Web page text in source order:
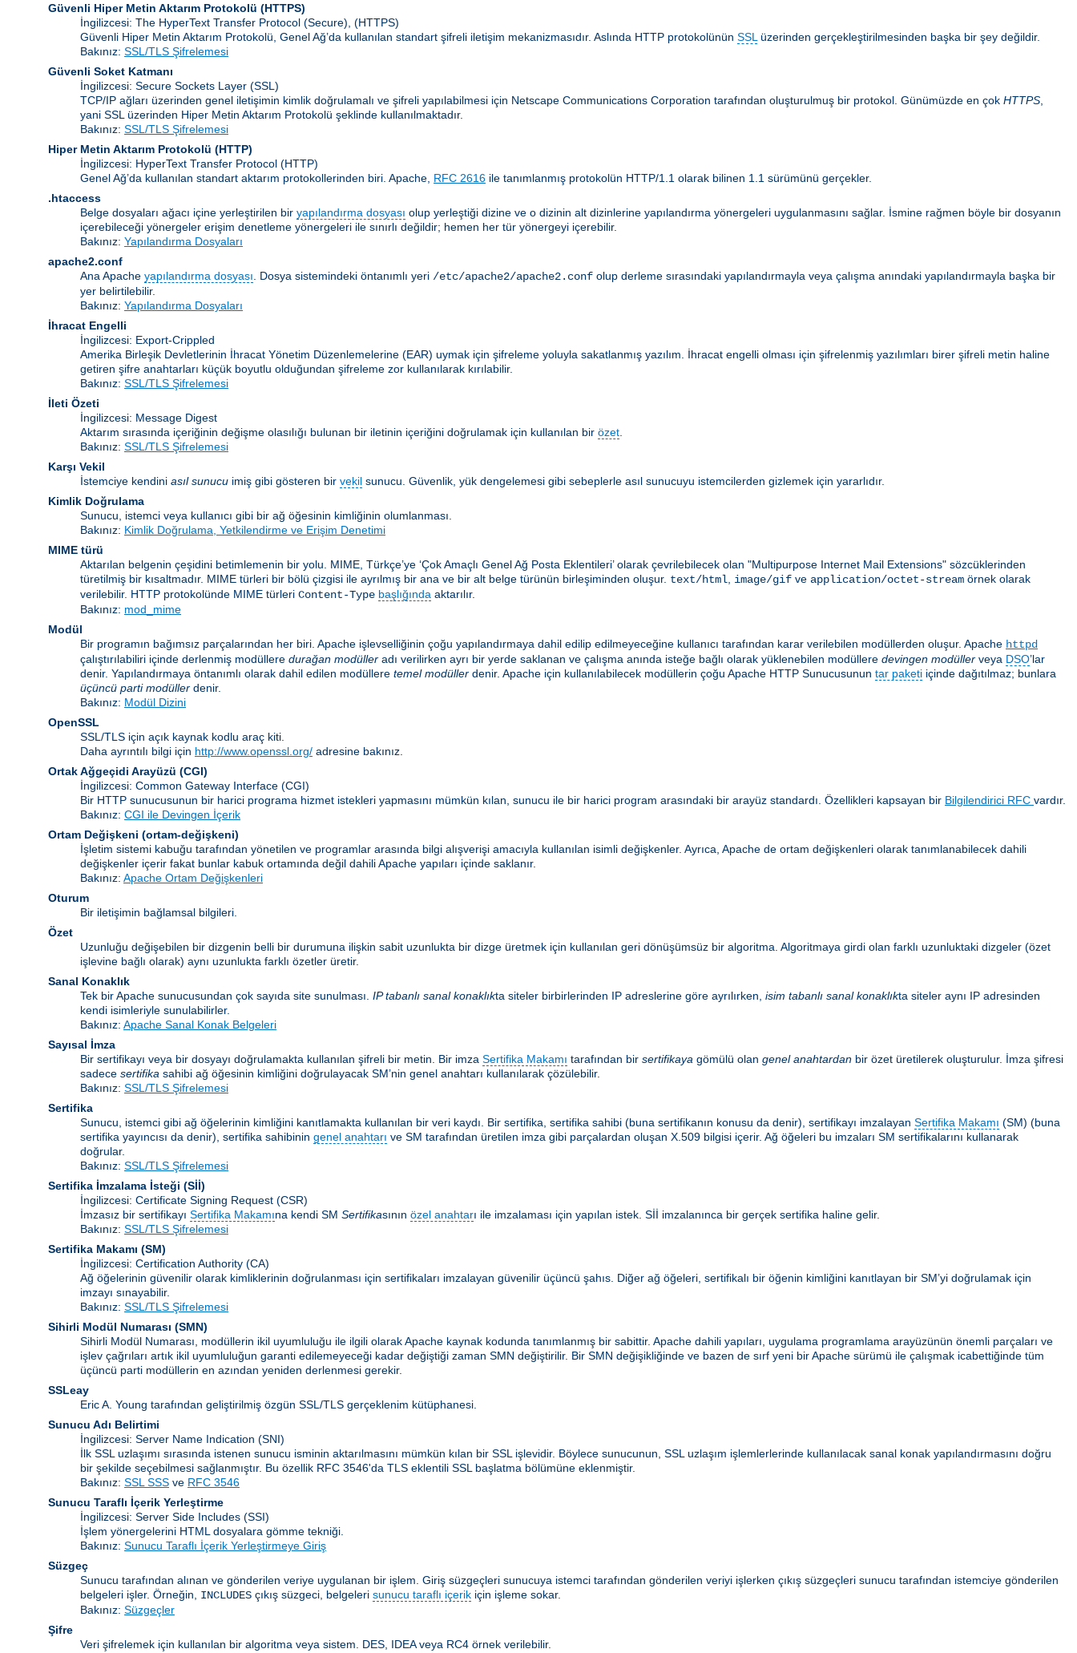
Güvenli Hiper Metin Aktarım Protokolü (HTTPS)
İngilizcesi: The HyperText Transfer Protocol (Secure), (HTTPS)
Güvenli Hiper Metin Aktarım Protokolü, Genel Ağ’da kullanılan standart şifreli iletişim mekanizmasıdır. Aslında HTTP protokolünün SSL üzerinden gerçekleştirilmesinden başka bir şey değildir.
Bakınız: SSL/TLS Şifrelemesi
Güvenli Soket Katmanı
İngilizcesi: Secure Sockets Layer (SSL)
TCP/IP ağları üzerinden genel iletişimin kimlik doğrulamalı ve şifreli yapılabilmesi için Netscape Communications Corporation tarafından oluşturulmuş bir protokol. Günümüzde en çok HTTPS
yani SSL üzerinden Hiper Metin Aktarım Protokolü şeklinde kullanılmaktadır.
Bakınız: SSL/TLS Şifrelemesi
Hiper Metin Aktarım Protokolü (HTTP)
İngilizcesi: HyperText Transfer Protocol (HTTP)
Genel Ağ’da kullanılan standart aktarım protokollerinden biri. Apache, RFC 2616 ile tanımlanmış protokolün HTTP/1.1 olarak bilinen 1.1 sürümünü gerçekler.
.htaccess
Belge dosyaları ağacı içine yerleştirilen bir yapılandırma dosyası olup yerleştiği dizine ve o dizinin alt dizinlerine yapılandırma yönergeleri uygulanmasını sağlar. İsmine rağmen böyle bir dosyanın
içerebileceği yönergeler erişim denetleme yönergeleri ile sınırlı değildir; hemen her tür yönergeyi içerebilir.
Bakınız: Yapılandırma Dosyaları
apache2.conf
Ana Apache yapılandırma dosyası . Dosya sistemindeki öntanımlı yeri /etc/apache2/apache2.conf olup derleme sırasındaki yapılandırmayla veya çalışma anındaki yapılandırmayla başka bir
yer belirtilebilir.
Bakınız: Yapılandırma Dosyaları
İhracat Engelli
İngilizcesi: Export-Crippled
Amerika Birleşik Devletlerinin İhracat Yönetim Düzenlemelerine (EAR) uymak için şifreleme yoluyla sakatlanmış yazılım. İhracat engelli olması için şifrelenmiş yazılımları birer şifreli metin haline
getiren şifre anahtarları küçük boyutlu olduğundan şifreleme zor kullanılarak kırılabilir.
Bakınız: SSL/TLS Şifrelemesi
İleti Özeti
İngilizcesi: Message Digest
Aktarım sırasında içeriğinin değişme olasılığı bulunan bir iletinin içeriğini doğrulamak için kullanılan bir özet
Bakınız: SSL/TLS Şifrelemesi
Karşı Vekil
İstemciye kendini asıl sunucu imiş gibi gösteren bir vekil sunucu. Güvenlik, yük dengelemesi gibi sebeplerle asıl sunucuyu istemcilerden gizlemek için yararlıdır.
Kimlik Doğrulama
Sunucu, istemci veya kullanıcı gibi bir ağ öğesinin kimliğinin olumlanması.
Bakınız: Kimlik Doğrulama, Yetkilendirme ve Erişim Denetimi
MIME türü
Aktarılan belgenin çeşidini betimlemenin bir yolu. MIME, Türkçe’ye ‘Çok Amaçlı Genel Ağ Posta Eklentileri’ olarak çevrilebilecek olan "Multipurpose Internet Mail Extensions" sözcüklerinden
türetilmiş bir kısaltmadır. MIME türleri bir bölü çizgisi ile ayrılmış bir ana ve bir alt belge türünün birleşiminden oluşur. text/html image/gif ve application/octet-stream örnek olarak
verilebilir. HTTP protokolünde MIME türleri Content-Type başlığında aktarılır.
Bakınız: mod_mime
Modül
Bir programın bağımsız parçalarından her biri. Apache işlevselliğinin çoğu yapılandırmaya dahil edilip edilmeyeceğine kullanıcı tarafından karar verilebilen modüllerden oluşur. Apache httpd
çalıştırılabiliri içinde derlenmiş modüllere durağan modüller adı verilirken ayrı bir yerde saklanan ve çalışma anında isteğe bağlı olarak yüklenebilen modüllere devingen modüller veya DSO’lar
denir. Yapılandırmaya öntanımlı olarak dahil edilen modüllere temel modüller denir. Apache için kullanılabilecek modüllerin çoğu Apache HTTP Sunucusunun tar paketi içinde dağıtılmaz; bunlara
üçüncü parti modüller denir.
Bakınız: Modül Dizini
OpenSSL
SSL/TLS için açık kaynak kodlu araç kiti.
Daha ayrıntılı bilgi için http://www.openssl.org/ adresine bakınız.
Ortak Ağgeçidi Arayüzü (CGI)
İngilizcesi: Common Gateway Interface (CGI)
Bir HTTP sunucusunun bir harici programa hizmet istekleri yapmasını mümkün kılan, sunucu ile bir harici program arasındaki bir arayüz standardı. Özellikleri kapsayan bir Bilgilendirici RFC vardır.
Bakınız: CGI ile Devingen İçerik
Ortam Değişkeni (ortam-değişkeni)
İşletim sistemi kabuğu tarafından yönetilen ve programlar arasında bilgi alışverişi amacıyla kullanılan isimli değişkenler. Ayrıca, Apache de ortam değişkenleri olarak tanımlanabilecek dahili
değişkenler içerir fakat bunlar kabuk ortamında değil dahili Apache yapıları içinde saklanır.
Bakınız: Apache Ortam Değişkenleri
Oturum
Bir iletişimin bağlamsal bilgileri.
Özet
Uzunluğu değişebilen bir dizgenin belli bir durumuna ilişkin sabit uzunlukta bir dizge üretmek için kullanılan geri dönüşümsüz bir algoritma. Algoritmaya girdi olan farklı uzunluktaki dizgeler (özet
işlevine bağlı olarak) aynı uzunlukta farklı özetler üretir.
Sanal Konaklık
Tek bir Apache sunucusundan çok sayıda site sunulması. IP tabanlı sanal konaklıkta siteler birbirlerinden IP adreslerine göre ayrılırken, isim tabanlı sanal konaklıkta siteler aynı IP adresinden
kendi isimleriyle sunulabilirler.
Bakınız: Apache Sanal Konak Belgeleri
Sayısal İmza
Bir sertifikayı veya bir dosyayı doğrulamakta kullanılan şifreli bir metin. Bir imza Sertifika Makamı tarafından bir sertifikaya gömülü olan genel anahtardan bir özet üretilerek oluşturulur. İmza şifresi
sadece sertifika sahibi ağ öğesinin kimliğini doğrulayacak SM’nin genel anahtarı kullanılarak çözülebilir.
Bakınız: SSL/TLS Şifrelemesi
Sertifika
Sunucu, istemci gibi ağ öğelerinin kimliğini kanıtlamakta kullanılan bir veri kaydı. Bir sertifika, sertifika sahibi (buna sertifikanın konusu da denir), sertifikayı imzalayan Sertifika Makamı (SM) (buna
sertifika yayıncısı da denir), sertifika sahibinin genel anahtarı ve SM tarafından üretilen imza gibi parçalardan oluşan X.509 bilgisi içerir. Ağ öğeleri bu imzaları SM sertifikalarını kullanarak
doğrular.
Bakınız: SSL/TLS Şifrelemesi
Sertifika İmzalama İsteği (Sİİ)
İngilizcesi: Certificate Signing Request (CSR)
İmzasız bir sertifikayı Sertifika Makamına kendi SM Sertifikasının özel anahtarı ile imzalaması için yapılan istek. Sİİ imzalanınca bir gerçek sertifika haline gelir.
Bakınız: SSL/TLS Şifrelemesi
Sertifika Makamı (SM)
İngilizcesi: Certification Authority (CA)
Ağ öğelerinin güvenilir olarak kimliklerinin doğrulanması için sertifikaları imzalayan güvenilir üçüncü şahıs. Diğer ağ öğeleri, sertifikalı bir öğenin kimliğini kanıtlayan bir SM’yi doğrulamak için
imzayı sınayabilir.
Bakınız: SSL/TLS Şifrelemesi
Sihirli Modül Numarası (SMN)
Sihirli Modül Numarası, modüllerin ikil uyumluluğu ile ilgili olarak Apache kaynak kodunda tanımlanmış bir sabittir. Apache dahili yapıları, uygulama programlama arayüzünün önemli parçaları ve
işlev çağrıları artık ikil uyumluluğun garanti edilemeyeceği kadar değiştiği zaman SMN değiştirilir. Bir SMN değişikliğinde ve bazen de sırf yeni bir Apache sürümü ile çalışmak icabettiğinde tüm
üçüncü parti modüllerin en azından yeniden derlenmesi gerekir.
SSLeay
Eric A. Young tarafından geliştirilmiş özgün SSL/TLS gerçeklenim kütüphanesi.
Sunucu Adı Belirtimi
İngilizcesi: Server Name Indication (SNI)
İlk SSL uzlaşımı sırasında istenen sunucu isminin aktarılmasını mümkün kılan bir SSL işlevidir. Böylece sunucunun, SSL uzlaşım işlemlerlerinde kullanılacak sanal konak yapılandırmasını doğru
bir şekilde seçebilmesi sağlanmıştır. Bu özellik RFC 3546'da TLS eklentili SSL başlatma bölümüne eklenmiştir.
Bakınız: SSL SSS ve RFC 3546
Sunucu Taraflı İçerik Yerleştirme
İngilizcesi: Server Side Includes (SSI)
İşlem yönergelerini HTML dosyalara gömme tekniği.
Bakınız: Sunucu Taraflı İçerik Yerleştirmeye Giriş
Süzgeç
Sunucu tarafından alınan ve gönderilen veriye uygulanan bir işlem. Giriş süzgeçleri sunucuya istemci tarafından gönderilen veriyi işlerken çıkış süzgeçleri sunucu tarafından istemciye gönderilen
belgeleri işler. Örneğin, INCLUDES çıkış süzgeci, belgeleri sunucu taraflı içerik için işleme sokar.
Bakınız: Süzgeçler
Şifre
Veri şifrelemek için kullanılan bir algoritma veya sistem. DES, IDEA veya RC4 örnek verilebilir.